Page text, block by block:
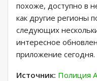
похоже, доступно в
как другие регионы
следующих
интересное
приложение сегодня.
Источник: Полиция